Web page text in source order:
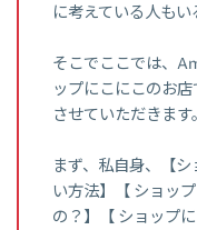
に考えている人も
そこでここでは、
ップにこにこのお
させていただきます。
まず、私自身、【
い方法】【 ショッ
の？】【 ショップ